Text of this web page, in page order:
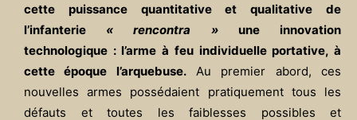
cette puissance quantitative et qualitative de
l’infanterie « rencontra »une innovation
technologique : l’arme à feu individuelle portative, à
cette époque l’arquebuse.Au premier abord, ces
nouvelles armes possédaient pratiquement tous les
défauts et toutes les faiblesses possibles et